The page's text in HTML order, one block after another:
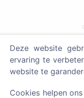
Deze website
ervaring te
website te
Cookies helpen